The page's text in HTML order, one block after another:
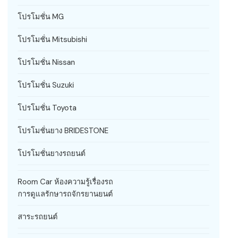
โปรโมชั่น MG
โปรโมชั่น Mitsubishi
โปรโมชั่น Nissan
โปรโมชั่น Suzuki
โปรโมชั่น Toyota
โปรโมชั่นยาง BRIDESTONE
โปรโมชั่นยางรถยนต์
Room Car ห้องความรู้เรื่องรถ
การดูแลรักษารถจักรยานยนต์
สาระรถยนต์